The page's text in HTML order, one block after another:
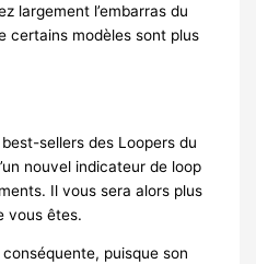
largement l’embarras du
certains modèles sont plus
sellers des Loopers du
nouvel indicateur de loop
Il vous sera alors plus
vous êtes.
puisque son